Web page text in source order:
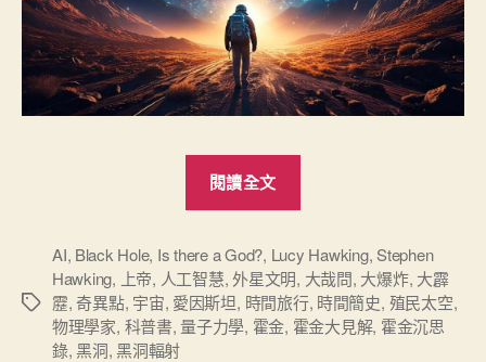
閱讀全文
《霍
金
大
見
標
AI, Black Hole, Is there a God?, Lucy Hawking,Stephen
Hawking, 上帝, 人工智慧,外星文明, 大哉問, 大爆炸, 大霹
靂,奇異點, 宇宙, 愛因斯坦, 時間旅行, 時間簡史, 殖民太空,
物理學家, 科普書,量子力學, 霍金, 霍金大見解, 霍金沉思
錄,黑洞,黑洞輻射